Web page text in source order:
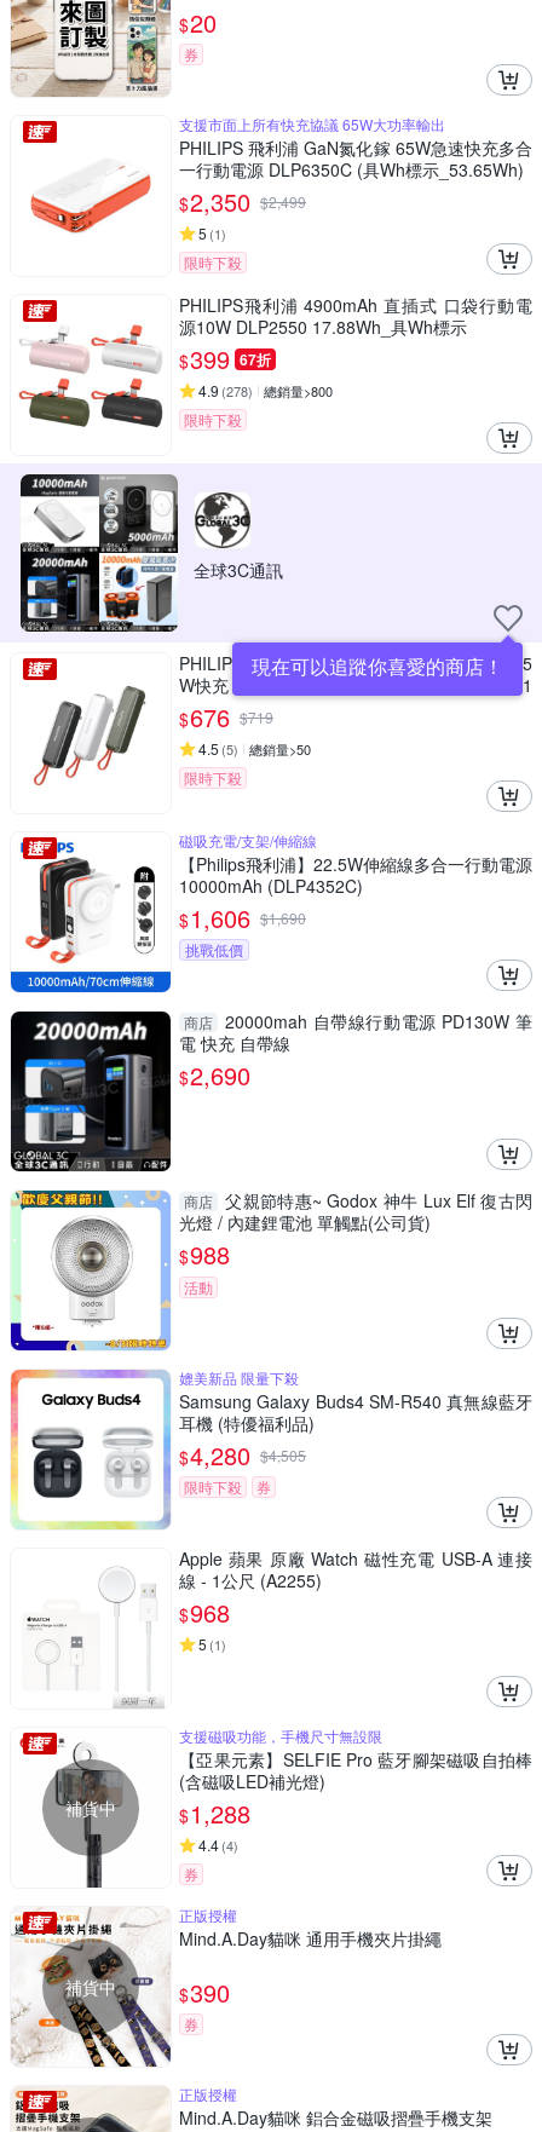
$20
券
支援市面上所有快充協議 65W大功率輸出
PHILIPS 飛利浦 GaN氮化鎵 65W急速快充多合
一行動電源 DLP6350C (具Wh標示_53.65Wh)
$2,350 $2,499
5 (1)
限時下殺
PHILIPS飛利浦 4900mAh 直插式 口袋行動電
源10W DLP2550 17.88Wh_具Wh標示
$399 67折
4.9 (278) 總銷量>800
限時下殺
全球3C通訊
現在可以追蹤你喜愛的商店！
PHILIPS飛利浦 4900mAh FunCube BAR 22.5
W快充 AC自帶線 Type-C線行動電源 DLP5201
C 17.88Wh_具Wh標示
$676 $719
4.5 (5) 總銷量>50
限時下殺
磁吸充電/支架/伸縮線
【Philips飛利浦】22.5W伸縮線多合一行動電源
10000mAh (DLP4352C)
$1,606 $1,690
挑戰低價
商店 20000mah 自帶線行動電源 PD130W 筆
電 快充 自帶線
$2,690
商店 父親節特惠~ Godox 神牛 Lux Elf 復古閃
光燈 / 內建鋰電池 單觸點(公司貨)
$988
活動
媲美新品 限量下殺
Samsung Galaxy Buds4 SM-R540 真無線藍牙
耳機 (特優福利品)
$4,280 $4,505
限時下殺
券
Apple 蘋果 原廠 Watch 磁性充電 USB-A 連接
線 - 1公尺 (A2255)
$968
5 (1)
補貨中
支援磁吸功能，手機尺寸無設限
【亞果元素】SELFIE Pro 藍牙腳架磁吸自拍棒
(含磁吸LED補光燈)
$1,288
4.4(4)
券
補貨中
正版授權
Mind.A.Day貓咪 通用手機夾片掛繩
$390
券
正版授權
Mind.A.Day貓咪 鋁合金磁吸摺疊手機支架